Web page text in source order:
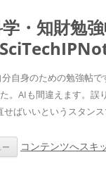
・知財勉
自身のための勉強帖で
。AIも間違えます。誤
せばいいというスタンス
ー コンテンツへスキ